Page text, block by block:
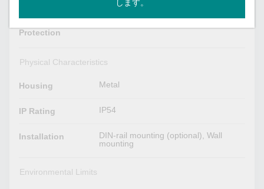
Protection
Supported
Physical Characteristics
Housing Metal
IP Rating IP54
Installation
DIN-rail mounting (optional), Wall
mounting
Environmental Limits
します。